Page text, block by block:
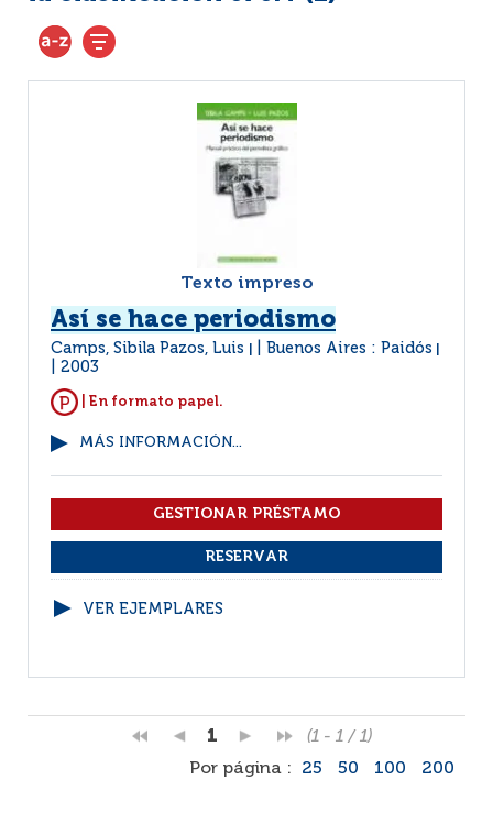
Texto impreso
Así se hace periodismo
Camps, Sibila Pazos, Luis Buenos Aires : Paidós
2003
| En formato papel.
MÁS INFORMACIÓN...
VER EJEMPLARES
1
(1 - 1 / 1)
Por página :
25 50 100 200